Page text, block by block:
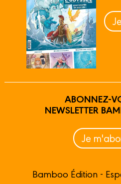
ABONNEZ-
NEWSLETTER
Je
Bamboo Édition -